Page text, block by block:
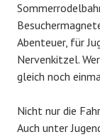
Abenteuer, für
Nervenkitzel.
gleich noch
Nicht nur die
Auch unter